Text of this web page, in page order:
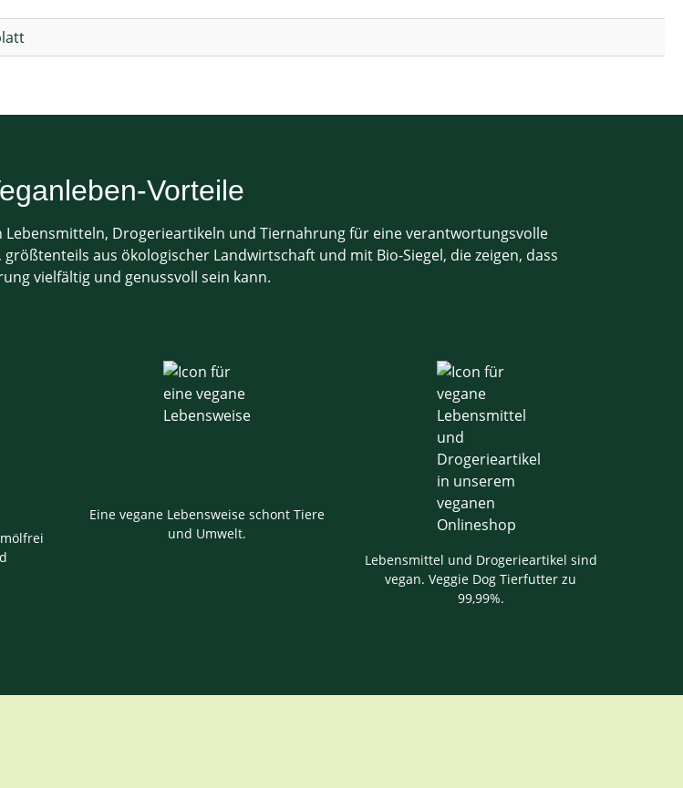
Vorteile
Lebensmitteln, Drogerieartikeln und Tiernahrung für eine verantwortungsvolle
aus ökologischer Landwirtschaft und mit Bio-Siegel, die zeigen, dass
vielfältig und genussvoll sein kann.
Eine vegane Lebensweise schont Tiere
und Umwelt.
Lebensmittel und Drogerieartikel sind
vegan. Veggie Dog Tierfutter zu
99,99%.